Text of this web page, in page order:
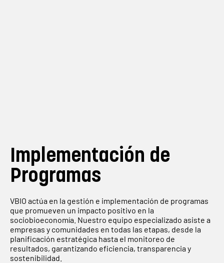
Implementación de
Programas
VBIO actúa en la gestión e implementación de programas
que promueven un impacto positivo en la
sociobioeconomía. Nuestro equipo especializado asiste a
empresas y comunidades en todas las etapas, desde la
planificación estratégica hasta el monitoreo de
resultados, garantizando eficiencia, transparencia y
sostenibilidad.